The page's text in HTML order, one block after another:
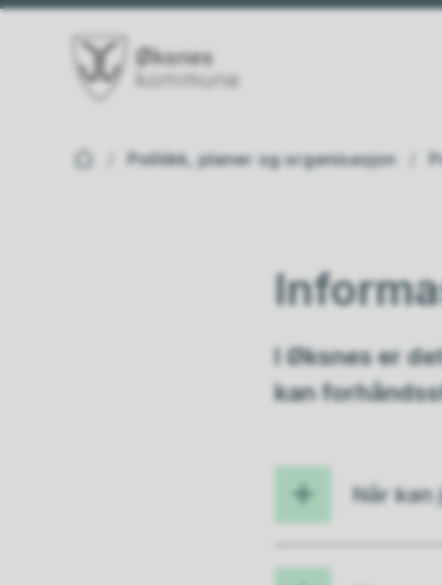
Du er her:Politikk, planer og organisasjon
I Øksnes er
kan
Når kan